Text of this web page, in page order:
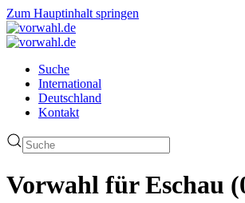
Zum Hauptinhalt springen
Suche
International
Deutschland
Kontakt
Vorwahl für Eschau